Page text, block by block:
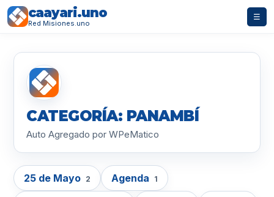
caayari.uno
Red Misiones.uno
☰
CATEGORÍA: PANAMBÍ
Auto Agregado por WPeMatico
25 de Mayo 2 Agenda 1